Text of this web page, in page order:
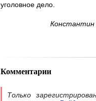
уголовное дело.
Константин
Комментарии
Только